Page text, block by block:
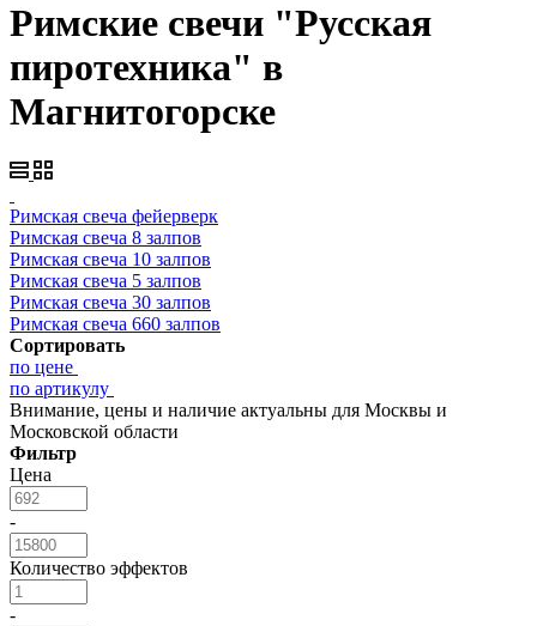
Римские свечи "Русская
пиротехника" в
Магнитогорске
Римская свеча фейерверк
Римская свеча 8 залпов
Римская свеча 10 залпов
Римская свеча 5 залпов
Римская свеча 30 залпов
Римская свеча 660 залпов
Сортировать
по цене
по артикулу
Внимание, цены и наличие актуальны для Москвы и
Московской области
Фильтр
Цена
-
Количество эффектов
-